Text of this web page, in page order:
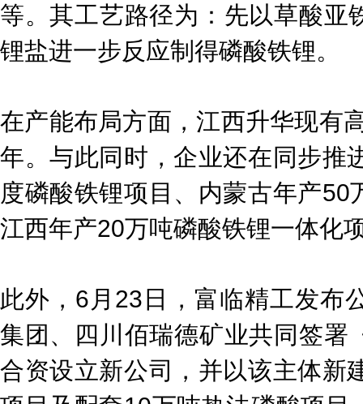
等。其工艺路径为：先以草酸亚
锂盐进一步反应制得磷酸铁锂。
在产能布局方面，江西升华现有
年。与此同时，企业还在同步推
度磷酸铁锂项目、内蒙古年产
江西年产20万吨磷酸铁锂一体化
此外，6月23日，富临精工发布
集团、四川佰瑞德矿业共同签署
合资设立新公司，并以该主体新